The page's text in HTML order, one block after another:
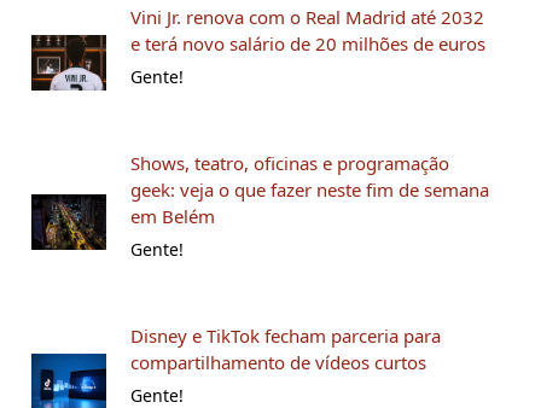
Vini Jr. renova com o Real Madrid até 2032
e terá novo salário de 20 milhões de euros
Gente!
Shows, teatro, oficinas e programação
geek: veja o que fazer neste fim de semana
em Belém
Gente!
Disney e TikTok fecham parceria para
compartilhamento de vídeos curtos
Gente!